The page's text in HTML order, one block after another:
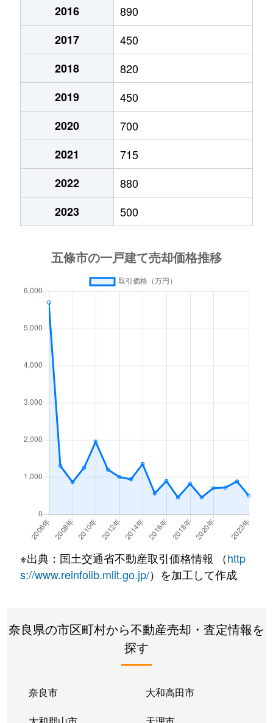
2016
890
2017
450
2018
820
2019
450
2020
700
2021
715
2022
880
2023
500
※出典：国土交通省不動産取引価格情報 （http
s://www.reinfolib.mlit.go.jp/）を加工して作成
奈良県の市区町村から不動産売却・査定情報を
探す
奈良市 大和高田市